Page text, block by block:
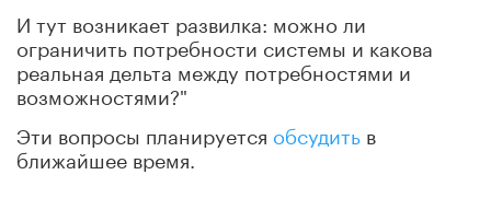
И тут возникает развилка: можно ли
ограничить потребности системы и какова
реальная дельта между потребностями и
возможностями?"
Эти вопросы планируется обсудить в
ближайшее время.